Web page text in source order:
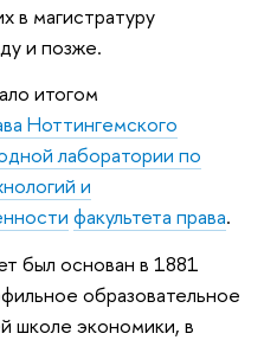
в магистратуру
и позже.
итогом
Ноттингемского
лаборатории по
и
факультета права.
был основан в 1881
образовательное
школе экономики, в